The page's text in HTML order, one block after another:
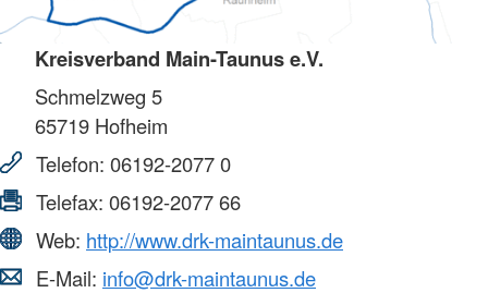
Kreisverband Main-Taunus e.V.
Schmelzweg 5
65719 Hofheim
Telefon: 06192-2077 0
Telefax: 06192-2077 66
Web: http://www.drk-maintaunus.de
E-Mail: info@drk-maintaunus.de